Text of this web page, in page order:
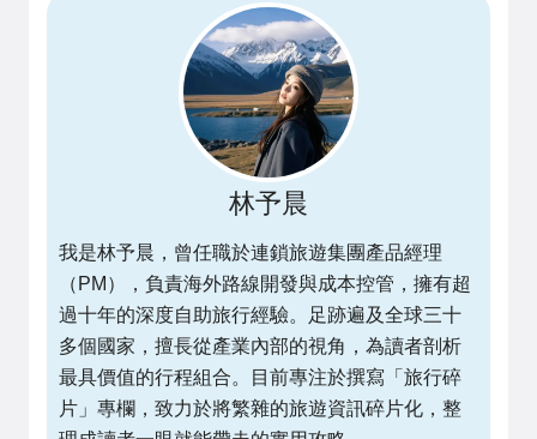
林予晨
我是林予晨，曾任職於連鎖旅遊集團產品經理
（PM），負責海外路線開發與成本控管，擁有超
過十年的深度自助旅行經驗。足跡遍及全球三十
多個國家，擅長從產業內部的視角，為讀者剖析
最具價值的行程組合。目前專注於撰寫「旅行碎
片」專欄，致力於將繁雜的旅遊資訊碎片化，整